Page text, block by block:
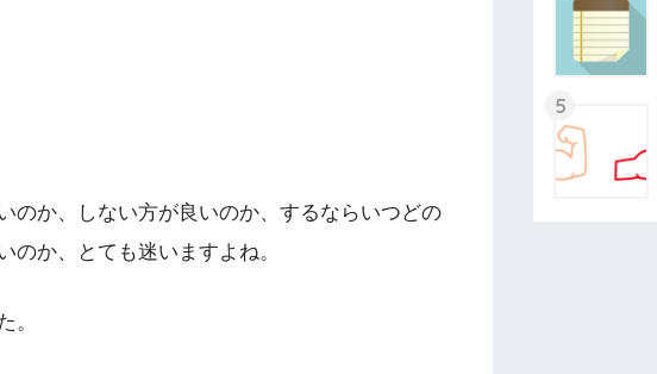
のか、しない方が良いのか、するならいつどの
のか、とても迷いますよね。
。
5